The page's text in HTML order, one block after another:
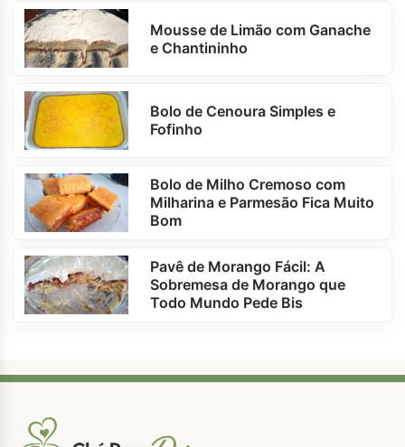
Mousse de Limão com Ganache
e Chantininho
Bolo de Cenoura Simples e
Fofinho
Bolo de Milho Cremoso com
Milharina e Parmesão Fica Muito
Bom
Pavê de Morango Fácil: A
Sobremesa de Morango que
Todo Mundo Pede Bis